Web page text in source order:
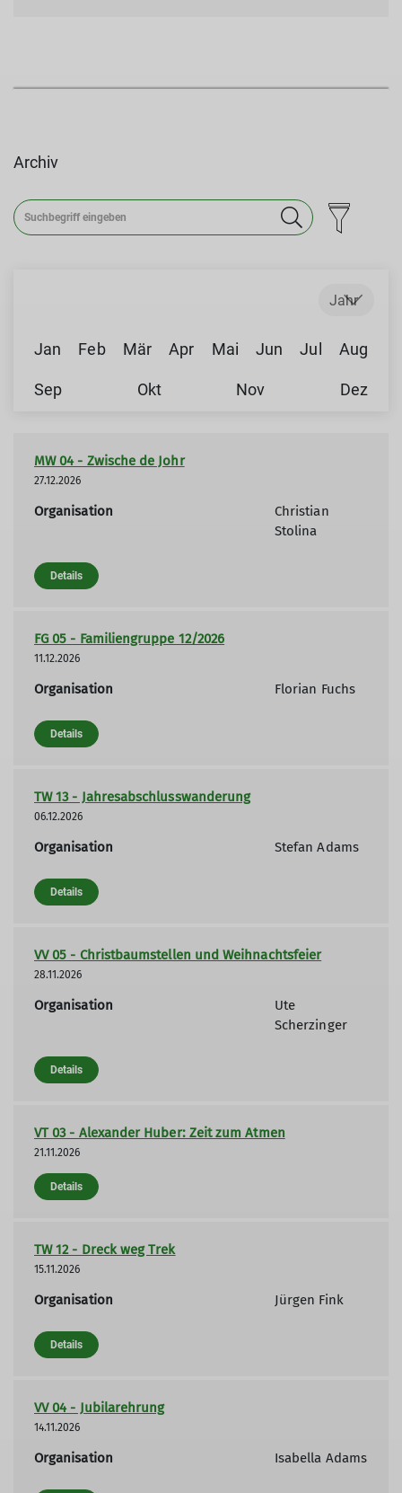
Archiv
Jahr
Jan Feb Mär Apr Mai Jun Jul Aug
Sep Okt Nov Dez
MW 04 - Zwische de Johr
27.12.2026
Organisation
Christian
Stolina
Details
FG 05 - Familiengruppe 12/2026
11.12.2026
Organisation Florian Fuchs
Details
TW 13 - Jahresabschlusswanderung
06.12.2026
Organisation Stefan Adams
Details
VV 05 - Christbaumstellen und Weihnachtsfeier
28.11.2026
Organisation
Ute
Scherzinger
Details
VT 03 - Alexander Huber: Zeit zum Atmen
21.11.2026
Details
TW 12 - Dreck weg Trek
15.11.2026
Organisation Jürgen Fink
Details
VV 04 - Jubilarehrung
14.11.2026
Organisation Isabella Adams